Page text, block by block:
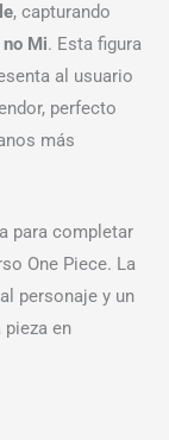
, capturando
Mi. Esta figura
al usuario
perfecto
más
para completar
One Piece. La
personaje y un
en